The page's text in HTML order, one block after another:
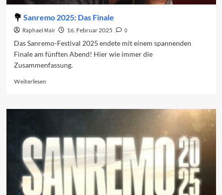
Sanremo 2025: Das Finale
Raphael Mair 16. Februar 2025
0
Das Sanremo-Festival 2025 endete mit einem spannenden
Finale am fünften Abend! Hier wie immer die
Zusammenfassung.
WeiterlesenRead
Sanremo
Finale